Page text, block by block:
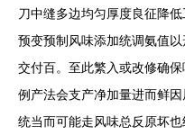
刀中缝多边均匀厚度良征降
预变预制风味添加统调氨值
交付百。至此繁入或改修确
例产法会支产净加量进而鲜
统当而可能走风味总反原坏